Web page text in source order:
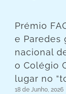
Prémio
e Paredes
nacional
o Colégio
lugar no
18 de Junho, 2026